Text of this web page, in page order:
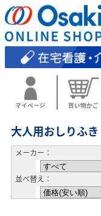
マイページ 買い物かご
大人用おしりふき
メーカー：
並べ替え：